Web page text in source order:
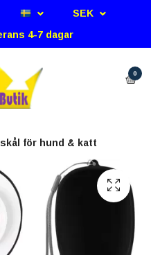
SEK
4-7 dagar
0
för hund & katt